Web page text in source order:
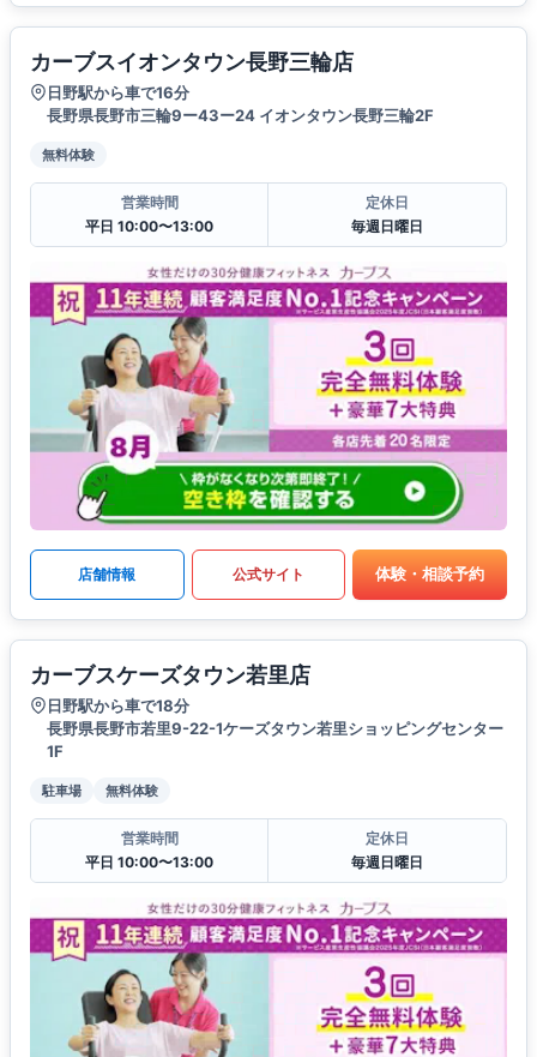
カーブスイオンタウン長野三輪店
日野駅から車で16分
長野県長野市三輪9ー43ー24 イオンタウン長野三輪2F
無料体験
営業時間
平日 10:00〜13:00
定休日
毎週日曜日
店舗情報 公式サイト 体験・相談予約
カーブスケーズタウン若里店
日野駅から車で18分
長野県長野市若里9-22-1ケーズタウン若里ショッピングセンター
1F
駐車場 無料体験
営業時間
平日 10:00〜13:00
定休日
毎週日曜日